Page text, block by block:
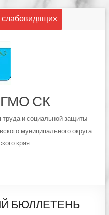
СК
и социальной защиты
муниципального округа
края
БЮЛЛЕТЕНЬ